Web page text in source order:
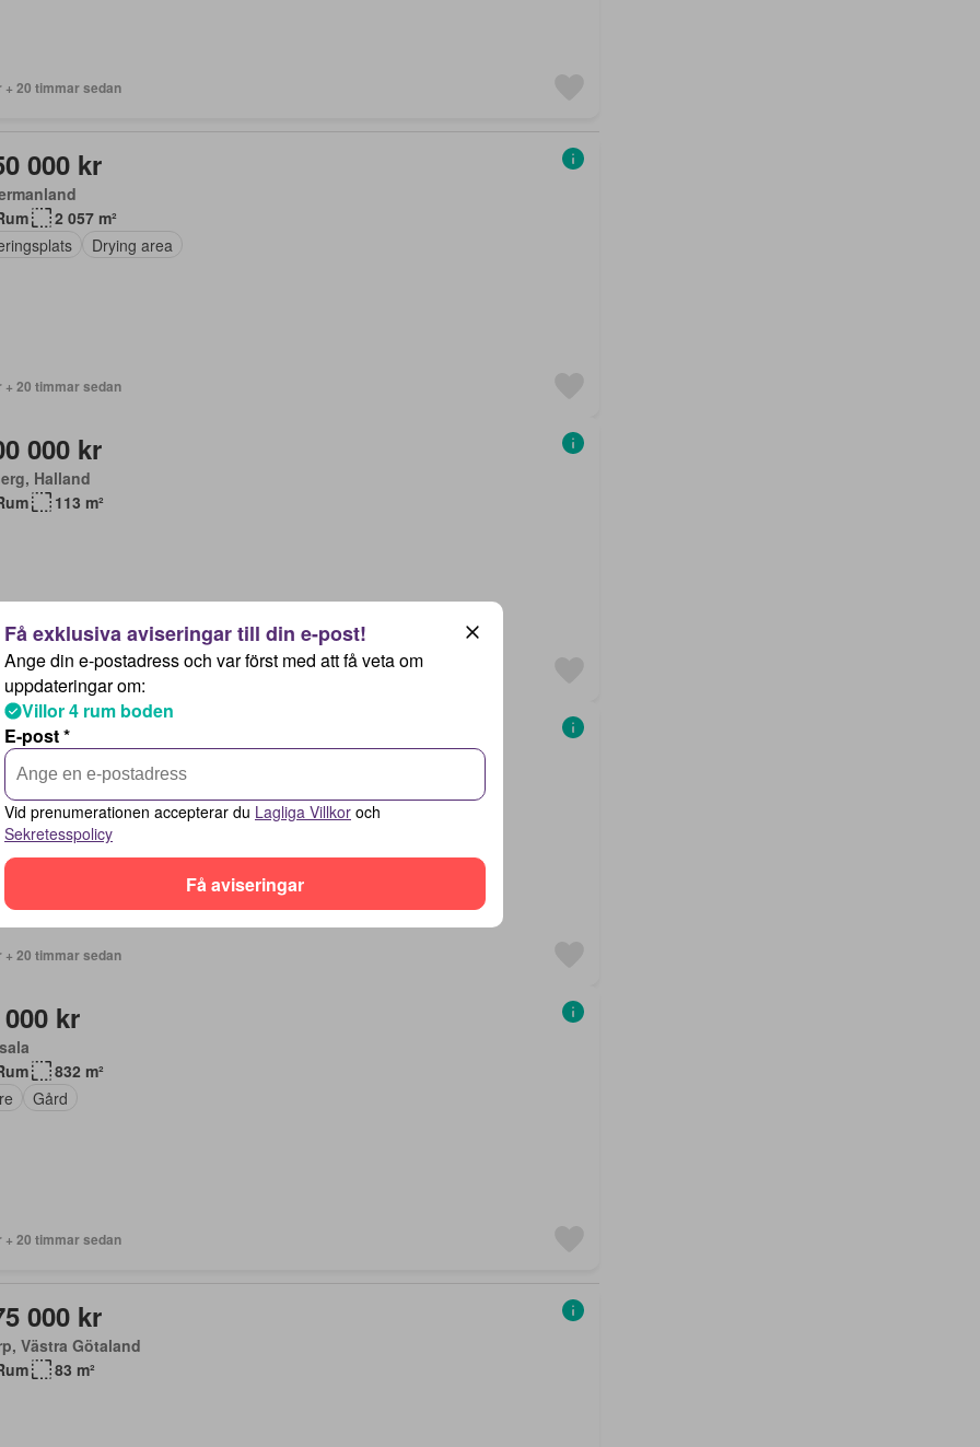
+ 20 timmar sedan
000 kr
2 057 m²
Drying area
+ 20 timmar sedan
000 kr
Halland
113 m²
+ 20 timmar sedan
000 kr
Västra Götaland
98 m²
+ 20 timmar sedan
kr
832 m²
Gård
+ 20 timmar sedan
000 kr
Västra Götaland
83 m²
Ange din e-postadress och var först med att få veta om
uppdateringar om:
Villor 4 rum boden
E-post *
Vid prenumerationen accepterar du Lagliga Villkor och
Sekretesspolicy
Få aviseringar